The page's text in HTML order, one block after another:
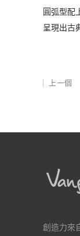
圓弧型配
呈現出古
上一個
創造力來